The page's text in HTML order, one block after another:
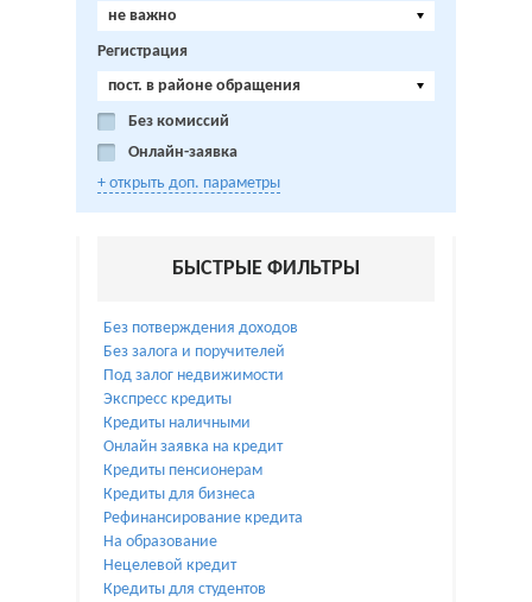
не важно
Регистрация
пост. в районе обращения
Без комиссий
Онлайн-заявка
+ открыть доп. параметры
БЫСТРЫЕ ФИЛЬТРЫ
Без потверждения доходов
Без залога и поручителей
Под залог недвижимости
Экспресс кредиты
Кредиты наличными
Онлайн заявка на кредит
Кредиты пенсионерам
Кредиты для бизнеса
Рефинансирование кредита
На образование
Нецелевой кредит
Кредиты для студентов